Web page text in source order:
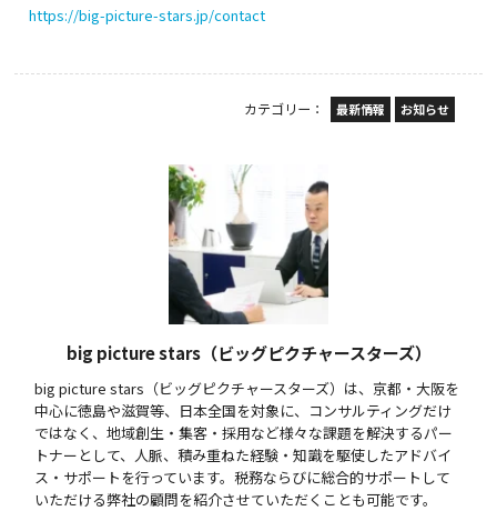
https://big-picture-stars.jp/contact
カテゴリー： 最新情報 お知らせ
big picture stars（ビッグピクチャースターズ）
big picture stars（ビッグピクチャースターズ）は、京都・大阪を
中心に徳島や滋賀等、日本全国を対象に、コンサルティングだけ
ではなく、地域創生・集客・採用など様々な課題を解決するパー
トナーとして、人脈、積み重ねた経験・知識を駆使したアドバイ
ス・サポートを行っています。税務ならびに総合的サポートして
いただける弊社の顧問を紹介させていただくことも可能です。